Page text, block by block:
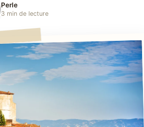
Perle
3 min de lecture